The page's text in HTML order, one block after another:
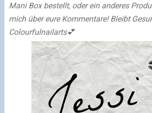
Mani Box bestellt, oder ein anderes
mich über eure Kommentare!Bleibt
Colourfulnailarts💕